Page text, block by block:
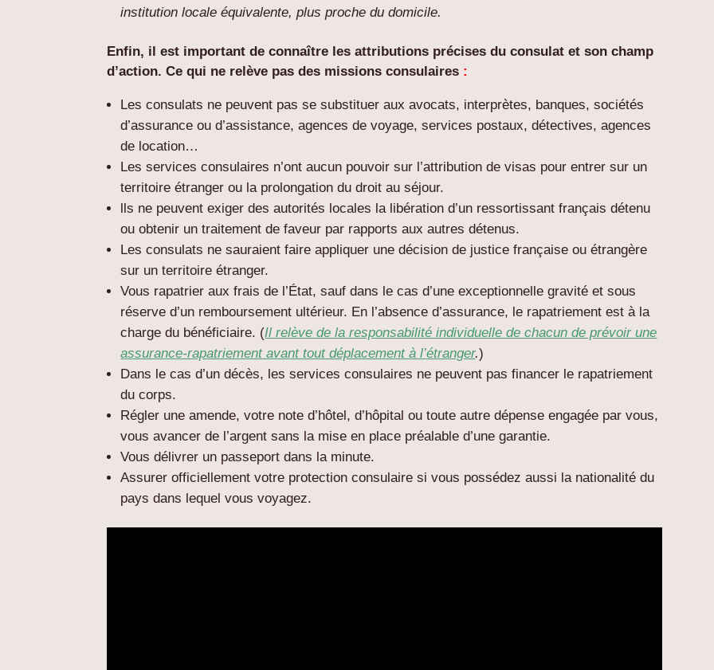
institution locale équivalente, plus proche du domicile.
Enfin, il est important de connaître les attributions précises du consulat et son champ
d’action. Ce qui ne relève pas des missions consulaires :
Les consulats ne peuvent pas se substituer aux avocats, interprètes, banques, sociétés
d’assurance ou d’assistance, agences de voyage, services postaux, détectives, agences
de location…
Les services consulaires n’ont aucun pouvoir sur l’attribution de visas pour entrer sur un
territoire étranger ou la prolongation du droit au séjour.
lls ne peuvent exiger des autorités locales la libération d’un ressortissant français détenu
ou obtenir un traitement de faveur par rapports aux autres détenus.
Les consulats ne sauraient faire appliquer une décision de justice française ou étrangère
sur un territoire étranger.
Vous rapatrier aux frais de l’État, sauf dans le cas d’une exceptionnelle gravité et sous
réserve d’un remboursement ultérieur. En l’absence d’assurance, le rapatriement est à la
charge du bénéficiaire. (Il relève de la responsabilité individuelle de chacun de prévoir une
assurance-rapatriement avant tout déplacement à l’étranger.)
Dans le cas d’un décès, les services consulaires ne peuvent pas financer le rapatriement
du corps.
Régler une amende, votre note d’hôtel, d’hôpital ou toute autre dépense engagée par vous,
vous avancer de l’argent sans la mise en place préalable d’une garantie.
Vous délivrer un passeport dans la minute.
Assurer officiellement votre protection consulaire si vous possédez aussi la nationalité du
pays dans lequel vous voyagez.